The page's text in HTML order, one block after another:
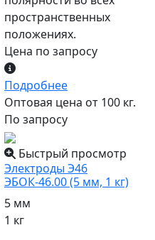
пространственных
положениях.
Цена по запросу
Подробнее
Оптовая цена от 100 кг.
По запросу
Быстрый просмотр
Электроды Э46
ЭБОК-46.00 (5 мм, 1 кг)
5 мм
1 кг